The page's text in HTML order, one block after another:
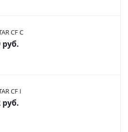
CF C
руб.
CF I
руб.